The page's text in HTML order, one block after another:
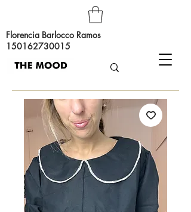
Florencia Barlocco Ramos
150162730015